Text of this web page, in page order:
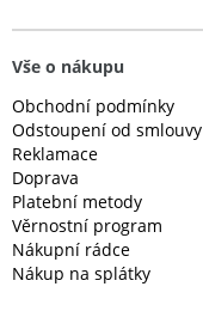
Vše o nákupu
Obchodní podmínky
Odstoupení od smlouvy
Reklamace
Doprava
Platební metody
Věrnostní program
Nákupní rádce
Nákup na splátky